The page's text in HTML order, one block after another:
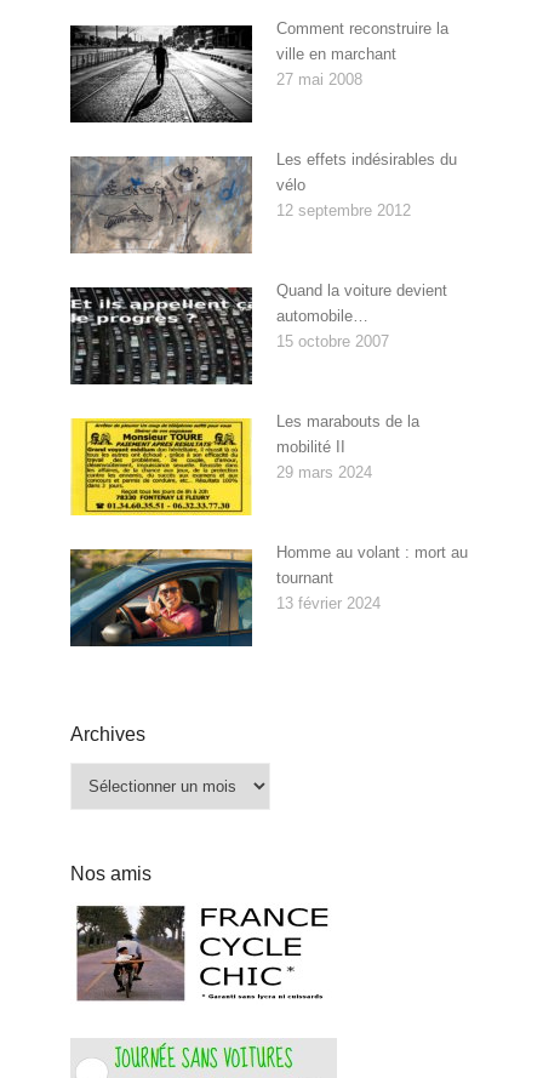
Comment reconstruire la
ville en marchant
27 mai 2008
Les effets indésirables du
vélo
12 septembre 2012
Quand la voiture devient
automobile…
15 octobre 2007
Les marabouts de la
mobilité II
29 mars 2024
Homme au volant : mort au
tournant
13 février 2024
Archives
Nos amis